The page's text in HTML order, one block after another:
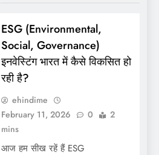
ESG (Environmental,
Social, Governance)
इनवेस्टिंग भारत में कैसे विकसित हो
रही है?
ehindime
February 11, 2026
0
2
mins
आज हम सीख रहें हैं ESG